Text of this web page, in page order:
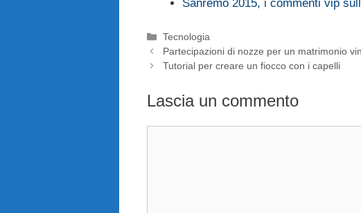
Sanremo 2015, i commenti vip
Categorie
Tecnologia
Partecipazioni di nozze per un matrimonio
Tutorial per creare un fiocco con i capelli
Lascia un commento